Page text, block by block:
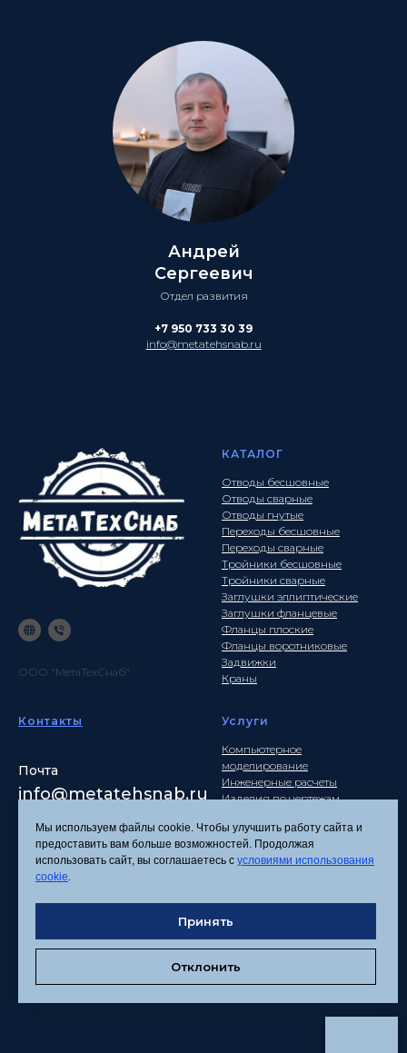
Андрей
Сергеевич
Отдел развития
+7 950 733 30 39
info@metatehsnab.ru
ООО "МетаТехСнаб"
КАТАЛОГ
Отводы бесшовные
Отводы сварные
Отводы гнутые
Переходы бесшовные
Переходы сварные
Тройники бесшовные
Тройники сварные
Заглушки эллиптические
Заглушки фланцевые
Фланцы плоские
Фланцы воротниковые
Задвижки
Краны
Контакты
Почта
info@metatehsnab.ru
Услуги
Компьютерное
моделирование
Инженерные расчеты
Изделия по чертежам
Политика
Согласие на обработку
персональных данных
Соглашение об
Мы используем файлы cookie. Чтобы улучшить работу сайта и
предоставить вам больше возможностей. Продолжая
использовать сайт, вы соглашаетесь с условиями использования
cookie.
Принять
Отклонить